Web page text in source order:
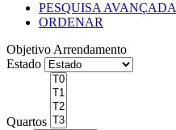
PESQUISA AVANÇADA
ORDENAR
Objetivo Arrendamento
Estado
Quartos